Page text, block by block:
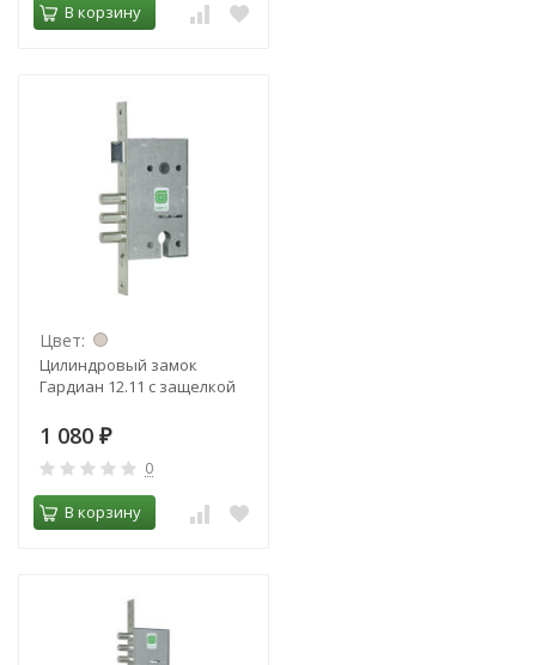
В корзину
Цвет:
Цилиндровый замок
Гардиан 12.11 с защелкой
1 080 ₽
0
В корзину